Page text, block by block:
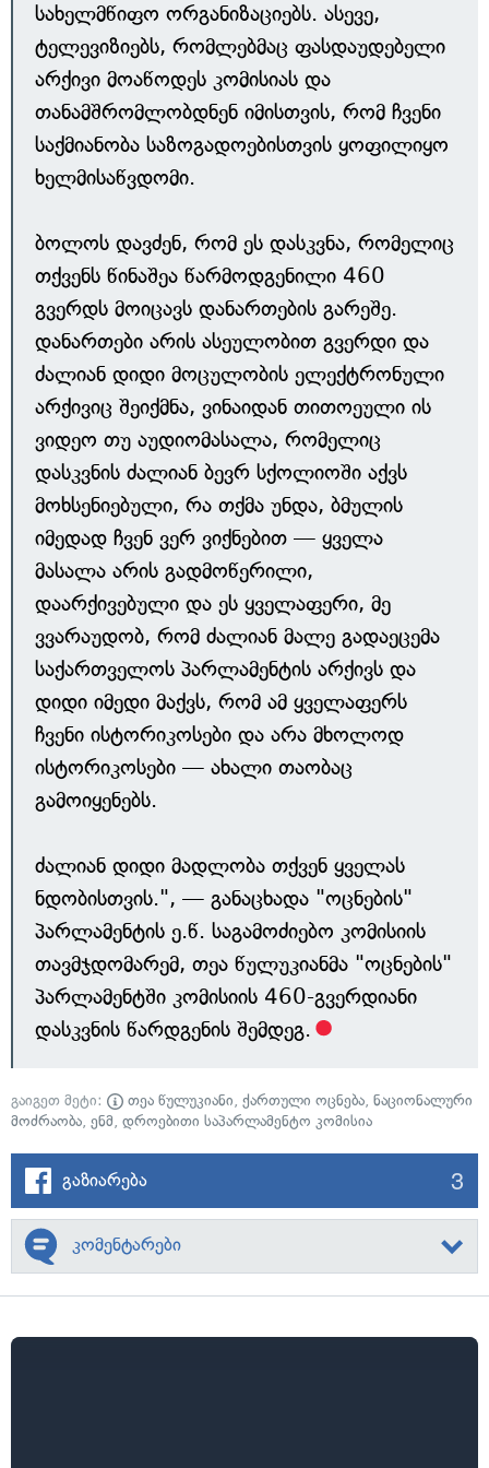
სახელმწიფო ორგანიზაციებს. ასევე,
ტელევიზიებს, რომლებმაც ფასდაუდებელი
არქივი მოაწოდეს კომისიას და
თანამშრომლობდნენ იმისთვის, რომ ჩვენი
საქმიანობა საზოგადოებისთვის ყოფილიყო
ხელმისაწვდომი.
ბოლოს დავძენ, რომ ეს დასკვნა, რომელიც
თქვენს წინაშეა წარმოდგენილი 460
გვერდს მოიცავს დანართების გარეშე.
დანართები არის ასეულობით გვერდი და
ძალიან დიდი მოცულობის ელექტრონული
არქივიც შეიქმნა, ვინაიდან თითოეული ის
ვიდეო თუ აუდიომასალა, რომელიც
დასკვნის ძალიან ბევრ სქოლიოში აქვს
მოხსენიებული, რა თქმა უნდა, ბმულის
იმედად ჩვენ ვერ ვიქნებით — ყველა
მასალა არის გადმოწერილი,
დაარქივებული და ეს ყველაფერი, მე
ვვარაუდობ, რომ ძალიან მალე გადაეცემა
საქართველოს პარლამენტის არქივს და
დიდი იმედი მაქვს, რომ ამ ყველაფერს
ჩვენი ისტორიკოსები და არა მხოლოდ
ისტორიკოსები — ახალი თაობაც
გამოიყენებს.
ძალიან დიდი მადლობა თქვენ ყველას
ნდობისთვის.", — განაცხადა "ოცნების"
პარლამენტის ე.წ. საგამოძიებო კომისიის
თავმჯდომარემ, თეა წულუკიანმა "ოცნების"
პარლამენტში კომისიის 460-გვერდიანი
დასკვნის წარდგენის შემდეგ.
გაიგეთ მეტი: თეა წულუკიანი, ქართული ოცნება, ნაციონალური
მოძრაობა, ენმ, დროებითი საპარლამენტო კომისია
გაზიარება 3
კომენტარები